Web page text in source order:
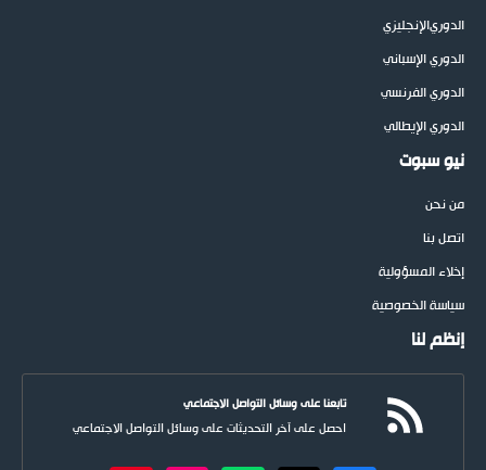
الدوريالإنجليزي
الدوري الإسباني
الدوري الفرنسي
الدوري الإيطالي
نيو سبوت
من نحن
اتصل بنا
إخلاء المسؤولية
سياسة الخصوصية
إنظم لنا
تابعنا على وسائل التواصل الاجتماعي
احصل على آخر التحديثات على وسائل التواصل الاجتماعي